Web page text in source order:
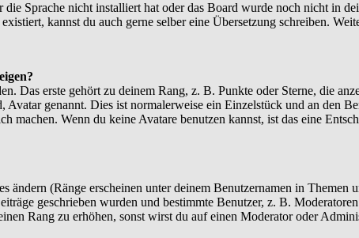
Sprache nicht installiert hat oder das Board wurde noch nicht in
kannst du auch gerne selber eine Übersetzung schreiben.
Das erste gehört zu deinem Rang, z. B. Punkte oder Sterne, die
genannt. Dies ist normalerweise ein Einzelstück und an den
machen. Wenn du keine Avatare benutzen kannst, ist das eine
ändern (Ränge erscheinen unter deinem Benutzernamen in
geschrieben wurden und bestimmte Benutzer, z. B.
Rang zu erhöhen, sonst wirst du auf einen Moderator oder